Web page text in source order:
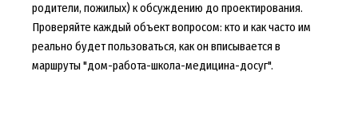
родители, пожилых) к обсуждению до проектирования.
Проверяйте каждый объект вопросом: кто и как часто им
реально будет пользоваться, как он вписывается в
маршруты "дом-работа-школа-медицина-досуг".